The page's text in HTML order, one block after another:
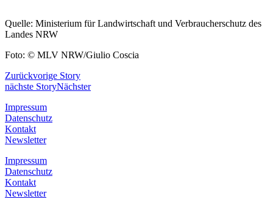
Quelle: Ministerium für Landwirtschaft und Verbraucherschutz des
Landes NRW
Foto: © MLV NRW/Giulio Coscia
Zurückvorige Story
nächste StoryNächster
Impressum
Datenschutz
Kontakt
Newsletter
Impressum
Datenschutz
Kontakt
Newsletter